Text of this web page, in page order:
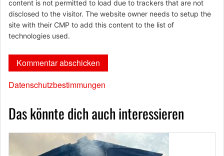
content is not permitted to load due to trackers that are not
disclosed to the visitor. The website owner needs to setup the
site with their CMP to add this content to the list of
technologies used.
Datenschutzbestimmungen
Das könnte dich auch interessieren